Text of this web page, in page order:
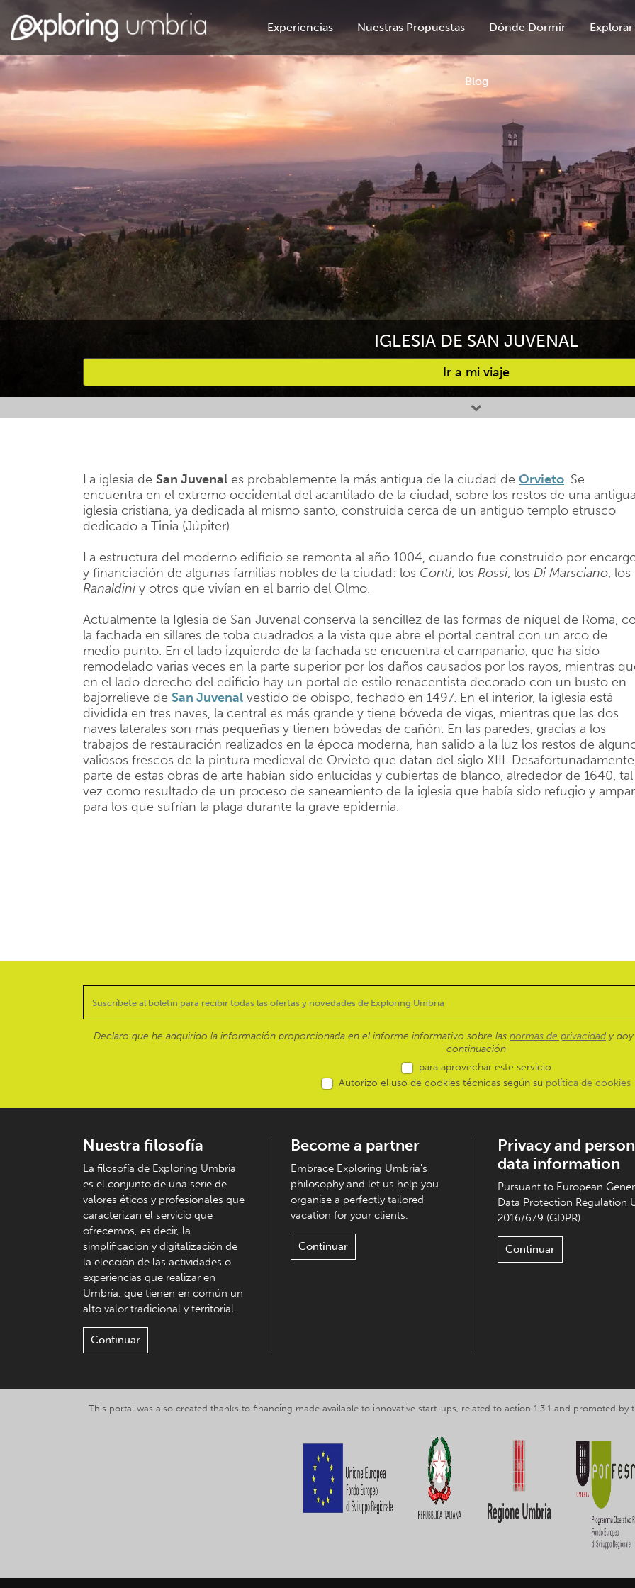
Experiencias Nuestras Propuestas Dónde Dormir
Blog
IGLESIA DE SAN JUVENAL
Ir a mi viaje
Favourites
La iglesia de San Juvenal es probablemente la más antigua de la ciudad de Orvieto. Se
encuentra en el extremo occidental del acantilado de la ciudad, sobre los restos de una antigua
iglesia cristiana, ya dedicada al mismo santo, construida cerca de un antiguo templo etrusco
dedicado a Tinia (Júpiter).
La estructura del moderno edificio se remonta al año 1004, cuando fue construido por
y financiación de algunas familias nobles de la ciudad: los Conti, los Rossi, los Di Marsciano, los
Ranaldini y otros que vivían en el barrio del Olmo.
Actualmente la Iglesia de San Juvenal conserva la sencillez de las formas de níquel de Roma,
la fachada en sillares de toba cuadrados a la vista que abre el portal central con un arco de
medio punto. En el lado izquierdo de la fachada se encuentra el campanario, que ha sido
remodelado varias veces en la parte superior por los daños causados por los rayos, mientras
en el lado derecho del edificio hay un portal de estilo renacentista decorado con un busto en
bajorrelieve de San Juvenal vestido de obispo, fechado en 1497. En el interior, la iglesia está
dividida en tres naves, la central es más grande y tiene bóveda de vigas, mientras que las dos
naves laterales son más pequeñas y tienen bóvedas de cañón. En las paredes, gracias a los
trabajos de restauración realizados en la época moderna, han salido a la luz los restos de
valiosos frescos de la pintura medieval de Orvieto que datan del siglo XIII.
parte de estas obras de arte habían sido enlucidas y cubiertas de blanco, alrededor de 1640, tal
vez como resultado de un proceso de saneamiento de la iglesia que había sido refugio y
para los que sufrían la plaga durante la grave epidemia.
Declaro que he adquirido la información proporcionada en el informe informativo sobre las normas de privacidad y
continuación
para aprovechar este servicio
Autorizo el uso de cookies técnicas según su política de cookies
Nuestra filosofía
La filosofía de Exploring Umbria
es el conjunto de una serie de
valores éticos y profesionales que
caracterizan el servicio que
ofrecemos, es decir, la
simplificación y digitalización de
la elección de las actividades o
experiencias que realizar en
Umbría, que tienen en común un
alto valor tradicional y territorial.
Continuar
Become a partner
Embrace Exploring Umbria's
philosophy and let us help you
organise a perfectly tailored
vacation for your clients.
Continuar
Privacy and
data information
Pursuant to European
Data Protection Regulation
2016/679 (GDPR)
Continuar
This portal was also created thanks to financing made available to innovative start-ups, related to action 1.3.1 and promoted by